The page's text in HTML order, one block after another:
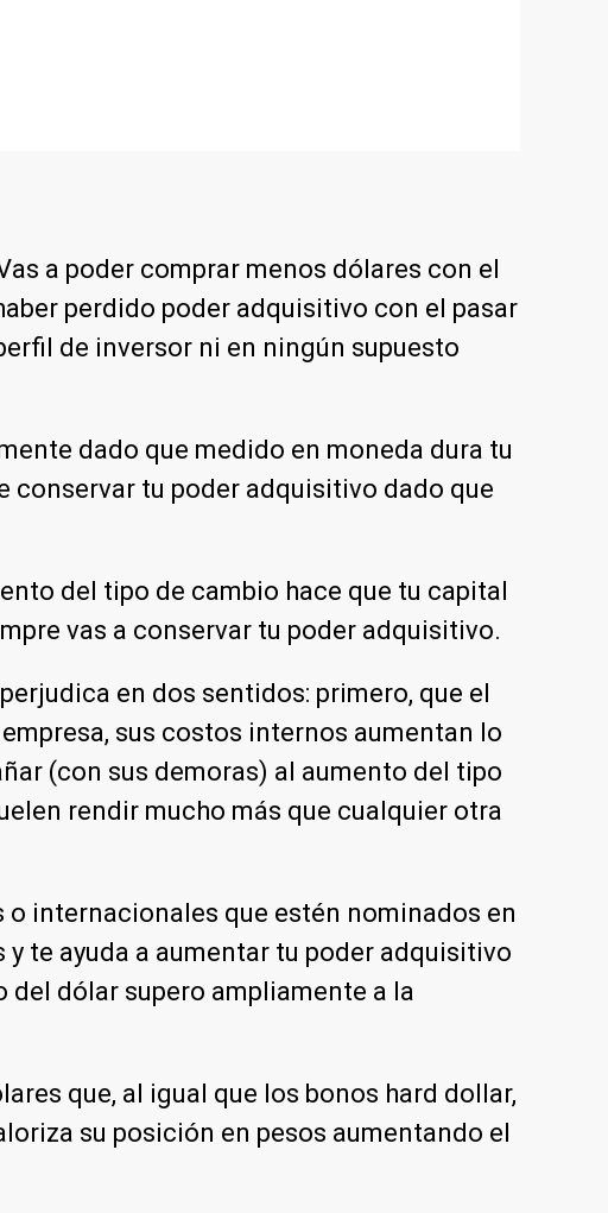
a poder comprar menos dólares con el
perdido poder adquisitivo con el pasar
de inversor ni en ningún supuesto
dado que medido en moneda dura tu
conservar tu poder adquisitivo dado que
del tipo de cambio hace que tu capital
vas a conservar tu poder adquisitivo.
en dos sentidos: primero, que el
sus costos internos aumentan lo
(con sus demoras) al aumento del tipo
rendir mucho más que cualquier otra
internacionales que estén nominados en
te ayuda a aumentar tu poder adquisitivo
dólar supero ampliamente a la
que, al igual que los bonos hard dollar,
su posición en pesos aumentando el